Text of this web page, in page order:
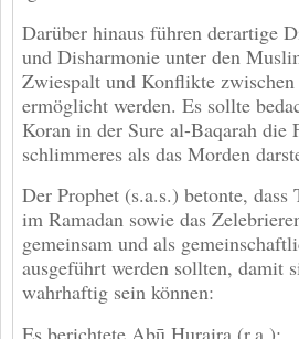
Darüber hinaus führen derartige
und Disharmonie unter den
Zwiespalt und Konflikte
ermöglicht werden. Es sollte
Koran in der Sure al-Baqarah die
schlimmeres als das Morden
Der Prophet (s.a.s.) betonte, dass
im Ramadan sowie das
gemeinsam und als
ausgeführt werden sollten, damit
wahrhaftig sein können:
Es berichtete Abū Huraira (r.a.):